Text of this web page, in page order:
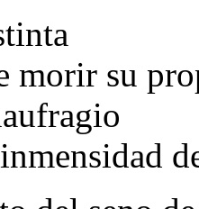
morir su